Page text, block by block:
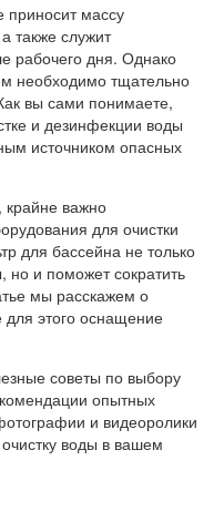
приносит массу
также служит
рабочего дня. Однако
необходимо тщательно
вы сами понимаете,
и дезинфекции воды
источником опасных
крайне важно
для очистки
для бассейна не только
но и поможет сократить
мы расскажем о
для этого оснащение
советы по выбору
опытных
и видеоролики
воды в вашем